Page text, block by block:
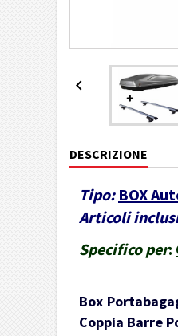

DESCRIZIONE
Tipo: BOX
Articoli
Specifico per:
Box
Coppia Barre